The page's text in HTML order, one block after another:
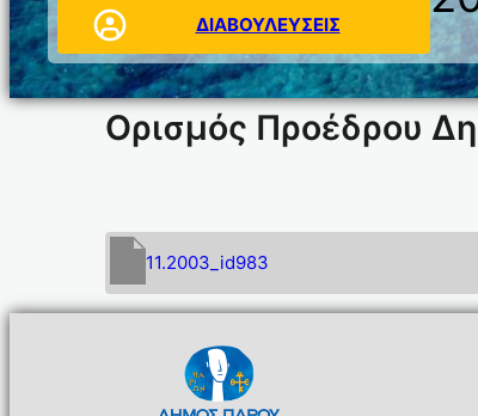
ΔΙΑΒΟΥΛΕΥΣΕΙΣ
Ορισμός Προέδρου
11.2003_id983